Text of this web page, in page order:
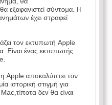
εξαφανιστεί σύντομα. Η
έχει στραφεί
τον εκτυπωτή Apple
Είναι ένας εκτυπωτής
Apple αποκαλύπτει τον
ιστορική στιγμή για
δεν θα είναι